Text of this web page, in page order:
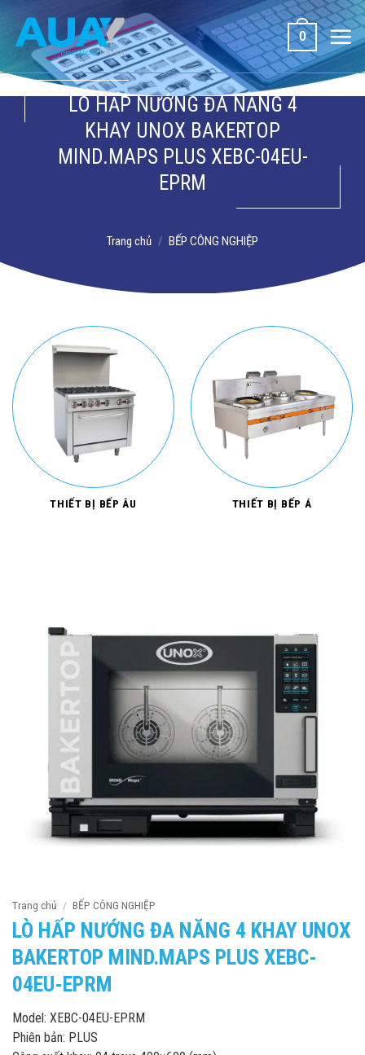
dung
0
LÒ HẤP NƯỚNG ĐA NĂNG 4
KHAY UNOX BAKERTOP
MIND.MAPS PLUS XEBC-04EU-
EPRM
Trang chủ / BẾP CÔNG NGHIỆP
THIẾT BỊ BẾP ÂU THIẾT BỊ BẾP Á
Trang chủ / BẾP CÔNG NGHIỆP
LÒ HẤP NƯỚNG ĐA NĂNG 4 KHAY UNOX
BAKERTOP MIND.MAPS PLUS XEBC-
04EU-EPRM
Model: XEBC-04EU-EPRM
Phiên bản: PLUS